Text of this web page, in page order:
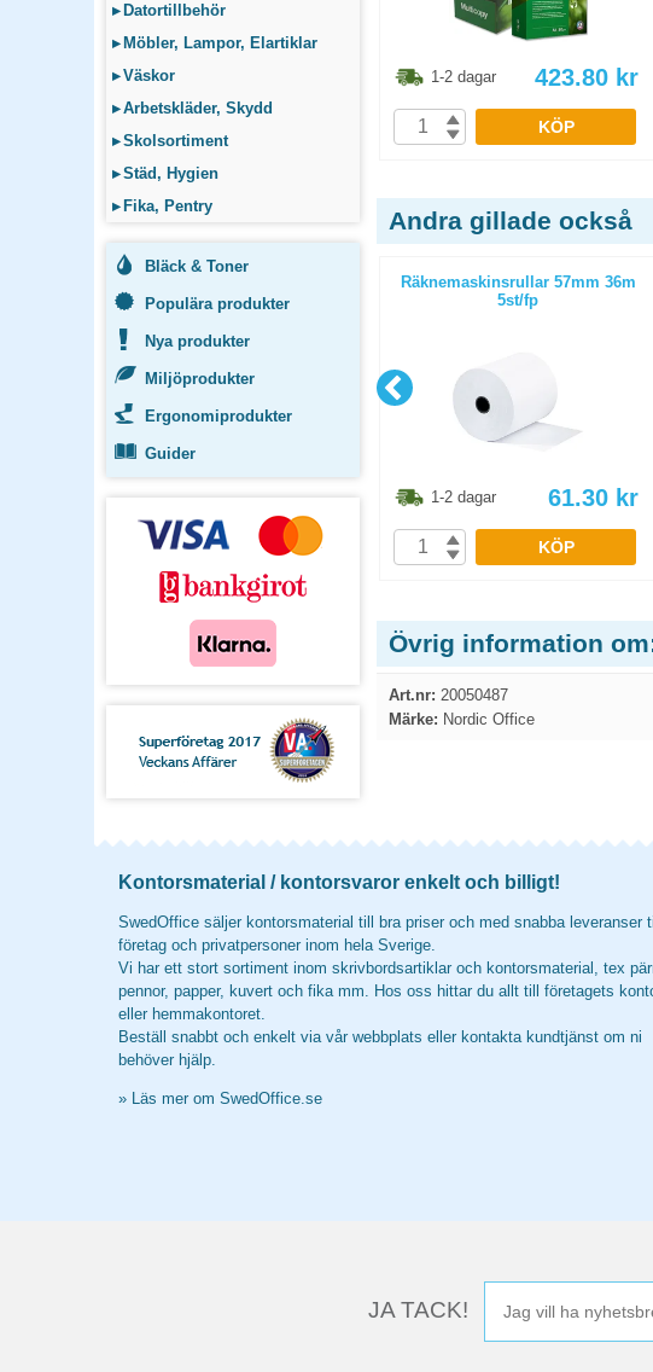
▸ Datortillbehör
▸ Möbler, Lampor, Elartiklar
▸Väskor
▸Arbetskläder, Skydd
▸Skolsortiment
▸Städ, Hygien
▸ Fika, Pentry
Bläck & Toner
Populära produkter
Nya produkter
Miljöprodukter
Ergonomiprodukter
Guider
1-2 dagar 1-2 dagar 423.80 kr
KÖP
Andra gillade också
35m D=70mm 5st/fp
KÖP
Räknemaskinsrullar 57mm 36m
5st/fp
1-2 dagar 61.30 kr
KÖP
Övrig information
Art.nr: 20050487
Märke: Nordic Office
Kontorsmaterial / kontorsvaror enkelt och billigt!
SwedOffice säljer kontorsmaterial till bra priser och med snabba leveranser till
företag och privatpersoner inom hela Sverige.
Vi har ett stort sortiment inom skrivbordsartiklar och kontorsmaterial, tex
pennor, papper, kuvert och fika mm. Hos oss hittar du allt till företagets
eller hemmakontoret.
Beställ snabbt och enkelt via vår webbplats eller kontakta kundtjänst om ni
behöver hjälp.
» Läs mer om SwedOffice.se
JA TACK!